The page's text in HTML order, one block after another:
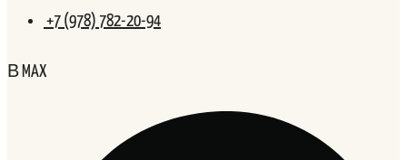
+7 (978) 782-20-94
В MAX